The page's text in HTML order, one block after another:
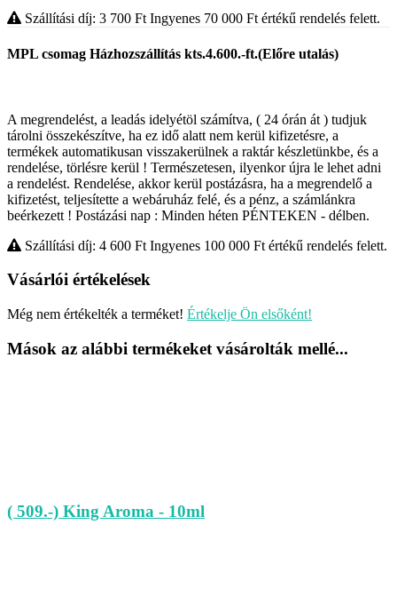
Szállítási díj: 3 700 Ft Ingyenes 70 000 Ft értékű rendelés felett.
MPL csomag Házhozszállítás kts.4.600.-ft.(Előre utalás)
A megrendelést, a leadás idelyétöl számítva, ( 24 órán át ) tudjuk
tárolni összekészítve, ha ez idő alatt nem kerül kifizetésre, a
termékek automatikusan visszakerülnek a raktár készletünkbe, és a
rendelése, törlésre kerül ! Természetesen, ilyenkor újra le lehet adni
a rendelést. Rendelése, akkor kerül postázásra, ha a megrendelő a
kifizetést, teljesítette a webáruház felé, és a pénz, a számlánkra
beérkezett ! Postázási nap : Minden héten PÉNTEKEN - délben.
Szállítási díj: 4 600 Ft Ingyenes 100 000 Ft értékű rendelés felett.
Vásárlói értékelések
Még nem értékelték a terméket! Értékelje Ön elsőként!
Mások az alábbi termékeket vásárolták mellé...
( 509.-) King Aroma - 10ml